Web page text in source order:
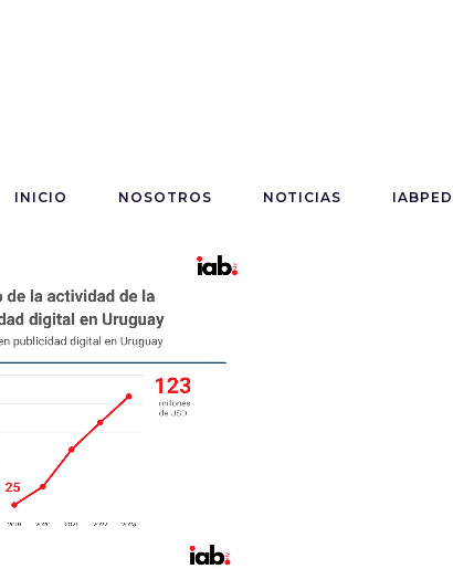
INICIO NOSOTROS NOTICIAS